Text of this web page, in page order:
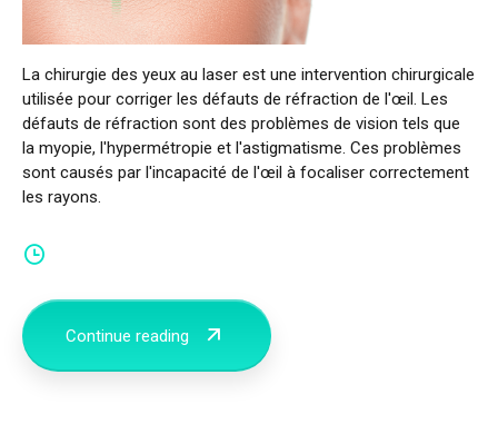
La chirurgie des yeux au laser est une intervention chirurgicale
utilisée pour corriger les défauts de réfraction de l'œil. Les
défauts de réfraction sont des problèmes de vision tels que
la myopie, l'hypermétropie et l'astigmatisme. Ces problèmes
sont causés par l'incapacité de l'œil à focaliser correctement
les rayons.
Continue reading